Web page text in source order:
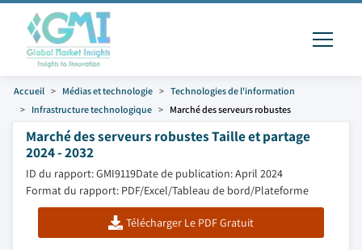
Accueil Médias et technologie
Technologies de l'information
Infrastructure technologique
Marché des serveurs robustes
Marché des serveurs robustes Taille et partage
2024 - 2032
ID du rapport: GMI9119Date de publication: April 2024
Format du rapport: PDF/Excel/Tableau de bord/Plateforme
Télécharger Le PDF Gratuit